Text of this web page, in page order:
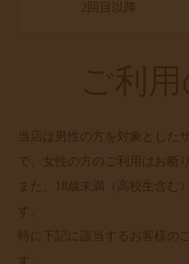
2回目以降
当店は男性の方を対象とした
で、女性の方のご利用はお断
また、18歳未満（高校生含む
特に下記に該当するお客様の